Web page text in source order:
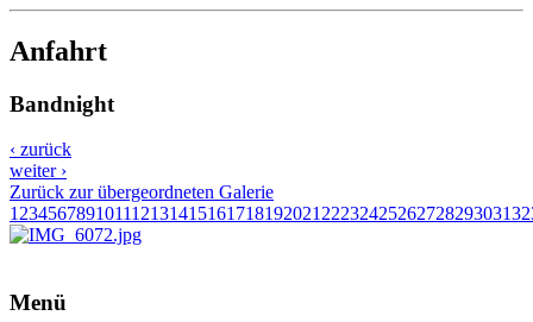
Anfahrt
Bandnight
‹ zurück
weiter ›
Zurück zur übergeordneten Galerie
1 23456789101112131415161718192021 2223242526272829303132
Menü